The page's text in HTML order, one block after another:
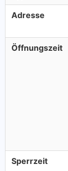
Adresse
Öffnungszeit
Sperrzeit